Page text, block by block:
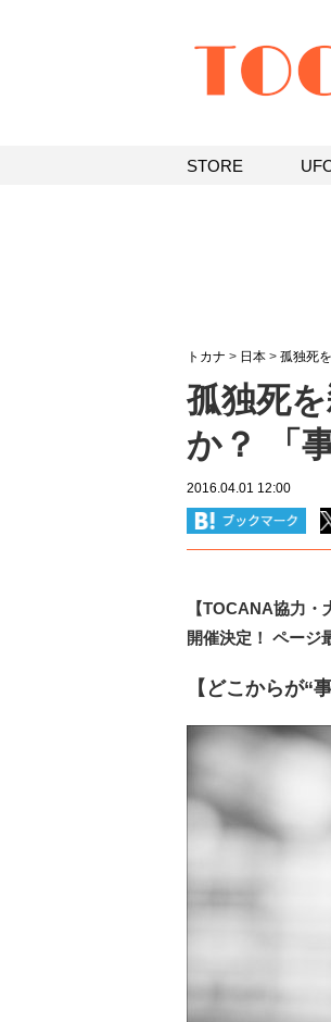
トカナ > 日本 > 孤独死
孤独死
か？ 「
2016.04.01 12:00
【TOCANA協力
開催決定！ ページ
【どこからが“
STORE